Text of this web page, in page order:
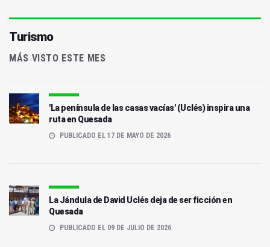
Turismo
MÁS VISTO ESTE MES
'La península de las casas vacías' (Uclés) inspira una
ruta en Quesada
PUBLICADO EL 17 DE MAYO DE 2026
La Jándula de David Uclés deja de ser ficción en
Quesada
PUBLICADO EL 09 DE JULIO DE 2026